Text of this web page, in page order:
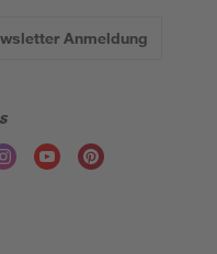
Anmeldung